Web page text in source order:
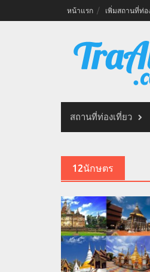
to
หน้าแรก เพิ่มสถานที่ท่อ
สถานที่ท่องเที่ยว
12นักษตร